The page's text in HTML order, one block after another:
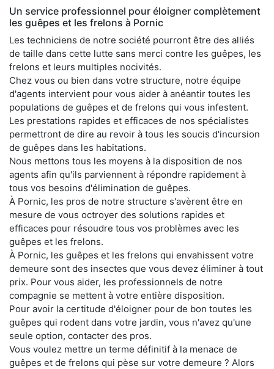
Un service professionnel pour éloigner complètement
les guêpes et les frelons à Pornic
Les techniciens de notre société pourront être des alliés
de taille dans cette lutte sans merci contre les guêpes, les
frelons et leurs multiples nocivités.
Chez vous ou bien dans votre structure, notre équipe
d'agents intervient pour vous aider à anéantir toutes les
populations de guêpes et de frelons qui vous infestent.
Les prestations rapides et efficaces de nos spécialistes
permettront de dire au revoir à tous les soucis d'incursion
de guêpes dans les habitations.
Nous mettons tous les moyens à la disposition de nos
agents afin qu'ils parviennent à répondre rapidement à
tous vos besoins d'élimination de guêpes.
À Pornic, les pros de notre structure s'avèrent être en
mesure de vous octroyer des solutions rapides et
efficaces pour résoudre tous vos problèmes avec les
guêpes et les frelons.
À Pornic, les guêpes et les frelons qui envahissent votre
demeure sont des insectes que vous devez éliminer à tout
prix. Pour vous aider, les professionnels de notre
compagnie se mettent à votre entière disposition.
Pour avoir la certitude d'éloigner pour de bon toutes les
guêpes qui rodent dans votre jardin, vous n'avez qu'une
seule option, contacter des pros.
Vous voulez mettre un terme définitif à la menace de
guêpes et de frelons qui pèse sur votre demeure ? Alors